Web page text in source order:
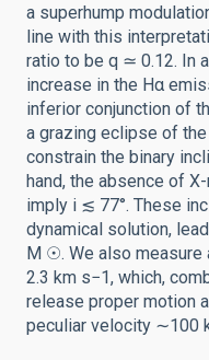
a superhump
line with this
ratio to be q ≃ 0.12. In
increase in the Hα
inferior conjunction of
a grazing eclipse of
constrain the binary
hand, the absence of
imply i ≲ 77°. These
dynamical solution,
M ☉. We also
2.3 km s−1, which,
release proper motion
peculiar velocity ∼100